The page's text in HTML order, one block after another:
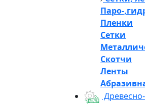
Паро-
Пленки
Сетки
Скотчи
Ленты